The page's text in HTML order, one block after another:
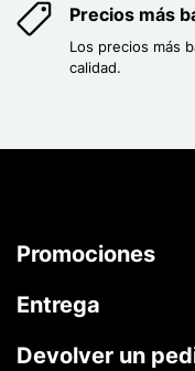
Precios más
Los precios más
calidad.
Promociones
Entrega
Devolver un